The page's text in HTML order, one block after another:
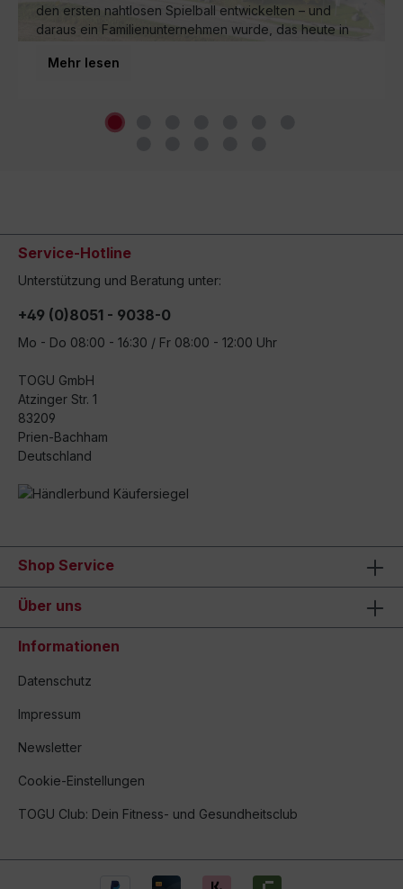
den ersten nahtlosen Spielball entwickelten – und
daraus ein Familienunternehmen wurde, das heute in
Mehr lesen
Service-Hotline
Unterstützung und Beratung unter:
+49 (0)8051 - 9038-0
Mo - Do 08:00 - 16:30 / Fr 08:00 - 12:00 Uhr
TOGU GmbH
Atzinger Str. 1
83209
Prien-Bachham
Deutschland
Shop Service
Über uns
Informationen
Datenschutz
Impressum
Newsletter
Cookie-Einstellungen
TOGU Club: Dein Fitness- und Gesundheitsclub